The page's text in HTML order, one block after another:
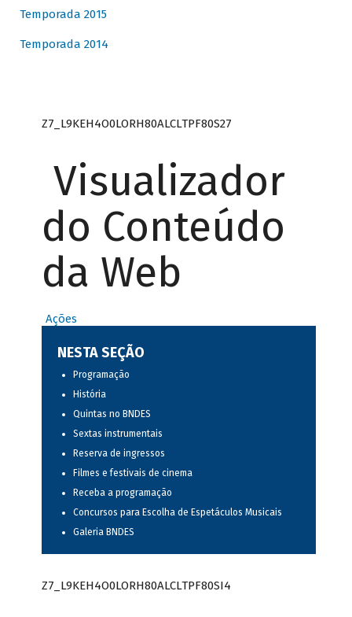
Temporada 2015
Temporada 2014
Z7_L9KEH4O0LORH80ALCLTPF80S27
Visualizador
do Conteúdo
da Web
Ações
NESTA SEÇÃO
Programação
História
Quintas no BNDES
Sextas instrumentais
Reserva de ingressos
Filmes e festivais de cinema
Receba a programação
Concursos para Escolha de Espetáculos Musicais
Galeria BNDES
Z7_L9KEH4O0LORH80ALCLTPF80SI4